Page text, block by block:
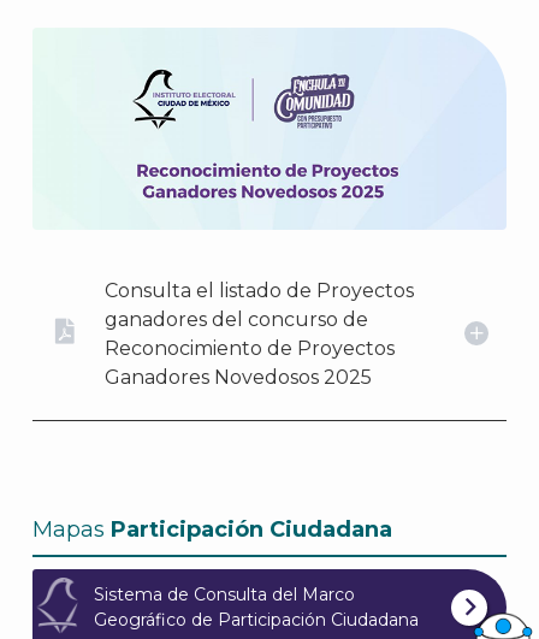
Consulta el listado de Proyectos
ganadores del concurso de
Reconocimiento de Proyectos
Ganadores Novedosos 2025
Mapas Participación Ciudadana
Sistema de Consulta del Marco
Geográfico de Participación Ciudadana